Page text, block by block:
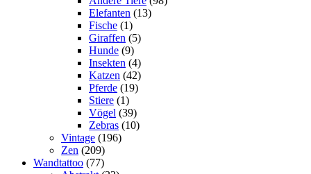
Elefanten (13)
Fische (1)
Giraffen (5)
Hunde (9)
Insekten (4)
Katzen (42)
Pferde (19)
Stiere (1)
Vögel (39)
Zebras (10)
Vintage (196)
Zen (209)
Wandtattoo (77)